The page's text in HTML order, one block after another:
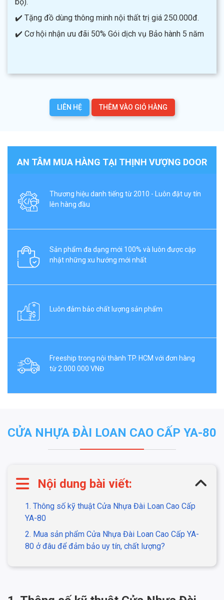
✔️ Tặng đồ dùng thông minh nội thất trị giá 250.000đ.
✔️ Cơ hội nhận ưu đãi 50% Gói dịch vụ Bảo hành 5 năm
LIÊN HỆ THÊM VÀO GIỎ HÀNG
AN TÂM MUA HÀNG TẠI THỊNH VƯỢNG DOOR
Thương hiệu danh tiếng từ 2010 - Luôn đặt uy tín
lên hàng đầu
Sản phẩm đa dạng mới 100% và luôn được cập
nhật những xu hướng mới nhất
Luôn đảm bảo chất lượng sản phẩm
Freeship trong nội thành TP. HCM với đơn hàng
từ 2.000.000 VNĐ
CỬA NHỰA ĐÀI LOAN CAO CẤP YA-80
Nội dung bài viết:
1. Thông số kỹ thuật Cửa Nhựa Đài Loan Cao Cấp
YA-80
2. Mua sản phẩm Cửa Nhựa Đài Loan Cao Cấp YA-
80 ở đâu để đảm bảo uy tín, chất lượng?